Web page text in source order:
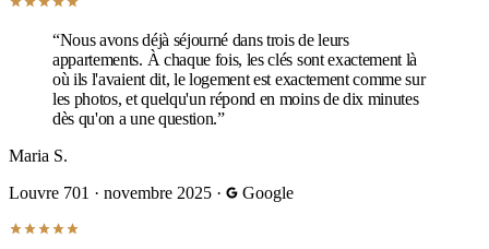
“Nous avons déjà séjourné dans trois de leurs
appartements. À chaque fois, les clés sont exactement là
où ils l'avaient dit, le logement est exactement comme sur
les photos, et quelqu'un répond en moins de dix minutes
dès qu'on a une question.”
Maria S.
Louvre 701 · novembre 2025 · Google